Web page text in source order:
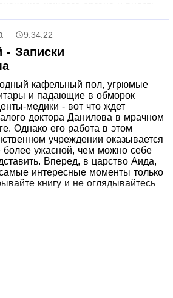
9:34:22
Записки
кафельный пол, угрюмые
и падающие в обморок
медики - вот что ждет
доктора Данилова в мрачном
Однако его работа в этом
учреждении оказывается
ужасной, чем можно себе
Вперед, в царство Аида,
интересные моменты только
книгу и не оглядывайтесь